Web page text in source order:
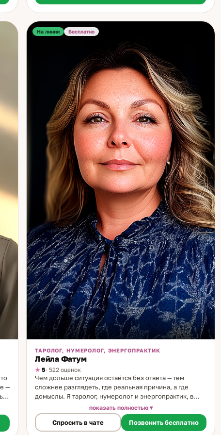
и
а
увидеть причины происходящего, понять истинные
мотивы людей и выбрать направление, которое
приведёт к гармонии. Каждая консультация — это
внимательный, честный и точный анализ ситуации без
лишних иллюзий. Я часто работаю с теми, кто
запутался в чувствах, ищет взаимность или не может
отпустить прошлое. Важно помнить: счастье не
приходит извне — оно рождается внутри. Я прошу
своих клиентов быть искренними, как на исповеди,
ведь только тогда возможна настоящая помощь. Один
из моих клиентов, мужчина, вернулся в семью после
долгого периода отчуждения. Другая клиентка, мать
троих детей, смогла понять свои ошибки и вернуть
доверие мужа. Эти истории — не чудо, а результат
осознанных шагов и работы над собой. Мой подход —
это не только предсказания, но и поддержка,
понимание, поиск реальных решений. Если вы стоите
на перепутье и ищете ответы — я помогу увидеть путь
ясно и спокойно. Приглашаю вас на личную
консультацию, где вместе мы найдём ответы, которые
приведут к внутреннему равновесию и уверенности.
—
На линии Бесплатно
ТАРОЛОГ, НУМЕРОЛОГ, ЭНЕРГОПРАКТИК
Лейла Фатум
5· 522 оценок
Чем дольше ситуация остаётся без ответа — тем
сложнее разглядеть, где реальная причина, а где
домыслы. Я таролог, нумеролог и энергопрактик, в
практике 12 лет. Использую три инструмента в
комплексе: Таро даёт картину и прогноз, нумерология
раскрывает жизненные сценарии и закономерности,
работа с состоянием помогает устранить блоки,
показать полностью
Спросить в чате Позвонить бесплатно